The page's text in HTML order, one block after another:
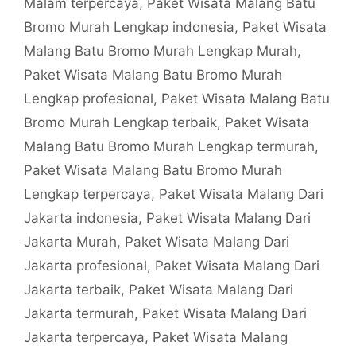
Bromo Murah Lengkap indonesia, Paket Wisata
Malang Batu Bromo Murah Lengkap Murah,
Paket Wisata Malang Batu Bromo Murah
Lengkap profesional, Paket Wisata Malang Batu
Bromo Murah Lengkap terbaik, Paket Wisata
Malang Batu Bromo Murah Lengkap termurah,
Paket Wisata Malang Batu Bromo Murah
Lengkap terpercaya, Paket Wisata Malang Dari
Jakarta indonesia, Paket Wisata Malang Dari
Jakarta Murah, Paket Wisata Malang Dari
Jakarta profesional, Paket Wisata Malang Dari
Jakarta terbaik, Paket Wisata Malang Dari
Jakarta termurah, Paket Wisata Malang Dari
Jakarta terpercaya, Paket Wisata Malang